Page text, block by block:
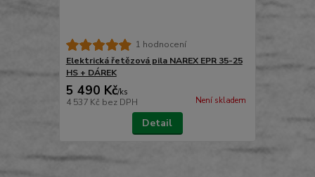
1 hodnocení
Elektrická řetězová pila NAREX EPR 35-25
HS + DÁREK
5 490 Kč/ks
4 537 Kč bez DPH Není skladem
Detail